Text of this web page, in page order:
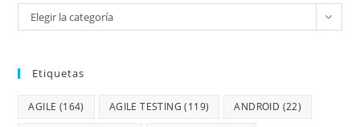
Elegir la categoría
Etiquetas
AGILE (164) AGILE TESTING (119) ANDROID (22)